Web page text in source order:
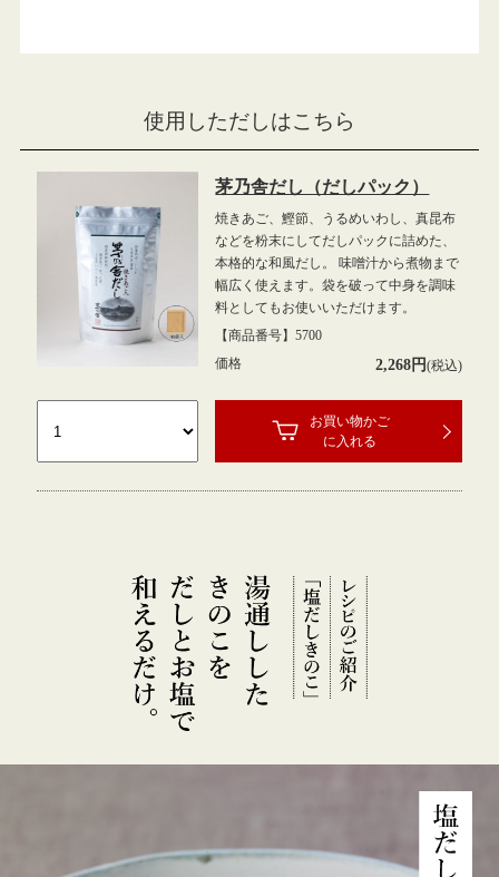
使用しただしはこちら
茅乃舎だし（だしパック）
焼きあご、鰹節、うるめいわし、真昆布
などを粉末にしてだしパックに詰めた、
本格的な和風だし。 味噌汁から煮物まで
幅広く使えます。袋を破って中身を調味
料としてもお使いいただけます。
【商品番号】5700
価格
2,268円(税込)
お買い物かご
に入れる